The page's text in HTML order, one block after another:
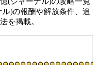
)の報酬や解放条件、追
を掲載。